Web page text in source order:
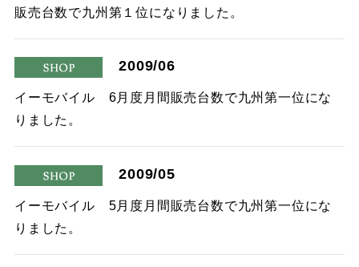
販売台数で九州第１位になりました。
shop
2009/06
イーモバイル 6月度月間販売台数で九州第一位にな
りました。
shop
2009/05
イーモバイル 5月度月間販売台数で九州第一位にな
りました。